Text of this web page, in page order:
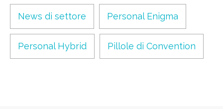
News di settore Personal Enigma
Personal Hybrid Pillole di Convention